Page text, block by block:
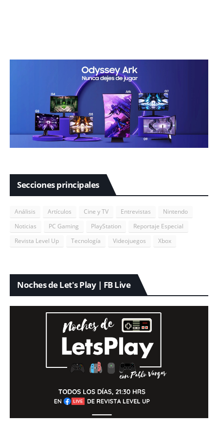
Secciones principales
Análisis Artículos Cine y TV Entrevistas
Nintendo
Noticias
PC Gaming PlayStation
Reportaje Especial
Revista Level Up
Tecnología Videojuegos Xbox
Noches de Let's Play | FB Live